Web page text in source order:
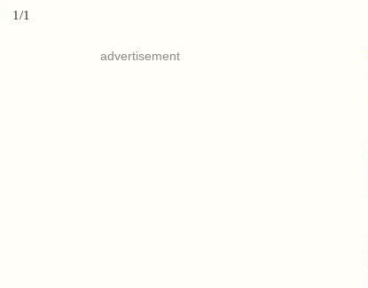
1/1
advertisement